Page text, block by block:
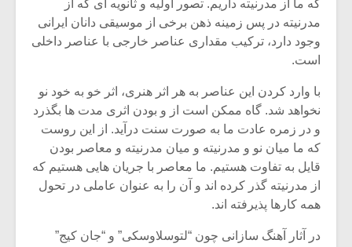
که ما از مدرنیته داریم. تصور اولیه و ثانویه ای که از
مدرنیته در پس زمینه ذهن برخی از موسیقی دانان ایرانی
وجود دارد، ترکیب مقداری عناصر خارجی با عناصر داخلی
است.
با وارد کردن این عناصر به هر اثر هنری، اثر خو به خود نو
نخواهد شد. گاه ممکن است از و بودن اثری مدت ها بگذرد
و در زمره عادت ما به صورت سنت درآید. از این روست
که ما میان نو و مدرنیته و میان مدرنیته و معاصر بودن
قایل به تفاوت هستیم. ما معاصر با جریان هایی هستیم که
از مدرنیته گذر کرده اند و آن را به عنوان عاملی در تحول
همه کارها پذیرفته اند.
در آثار آهنگ سازانی چون “لتوسلاوسکی” و “جان کیج”